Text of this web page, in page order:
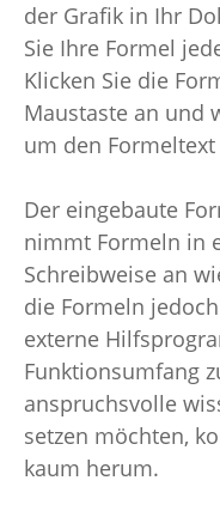
der Grafik in Ihr
Sie Ihre Formel
Klicken Sie die
Maustaste an und
um den
Der eingebaute
nimmt Formeln in
Schreibweise an
die Formeln
externe
Funktionsumfang
anspruchsvolle
setzen möchten,
kaum herum.